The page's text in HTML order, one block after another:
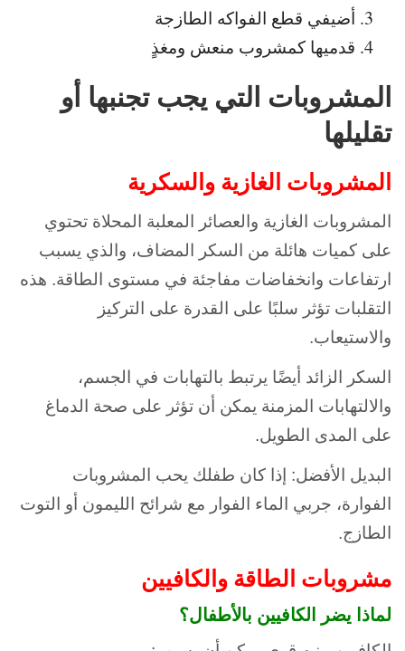
أضيفي قطع الفواكه الطازجة
قدميها كمشروب منعش ومغذٍ
المشروبات التي يجب تجنبها أو
تقليلها
المشروبات الغازية والسكرية
المشروبات الغازية والعصائر المعلبة المحلاة تحتوي
على كميات هائلة من السكر المضاف، والذي يسبب
ارتفاعات وانخفاضات مفاجئة في مستوى الطاقة. هذه
التقلبات تؤثر سلبًا على القدرة على التركيز
والاستيعاب.
السكر الزائد أيضًا يرتبط بالتهابات في الجسم،
والالتهابات المزمنة يمكن أن تؤثر على صحة الدماغ
على المدى الطويل.
البديل الأفضل: إذا كان طفلك يحب المشروبات
الفوارة، جربي الماء الفوار مع شرائح الليمون أو التوت
الطازج.
مشروبات الطاقة والكافيين
لماذا يضر الكافيين بالأطفال؟